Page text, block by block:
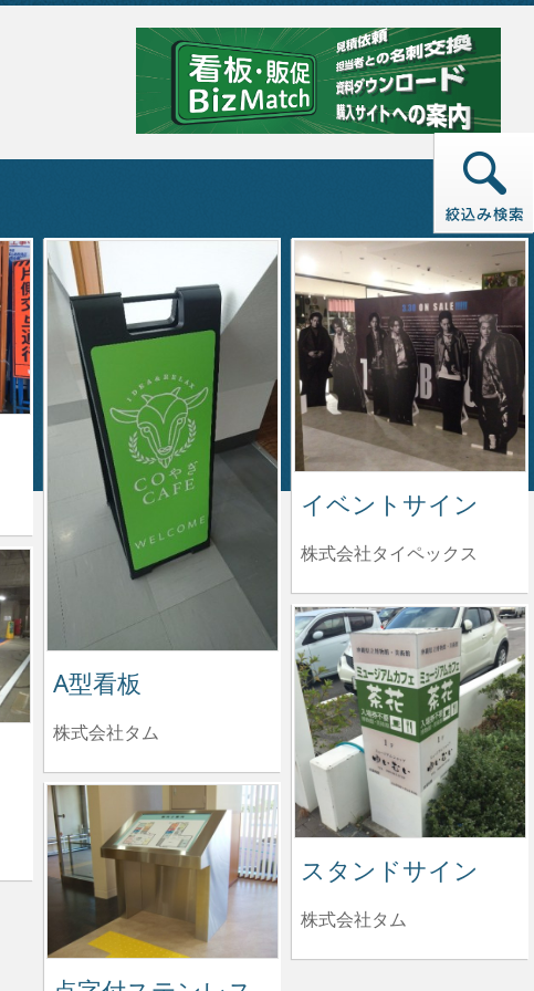
A型看板
株式会社タム
イベントサイン
株式会社タイペックス
スタンドサイン
株式会社タム